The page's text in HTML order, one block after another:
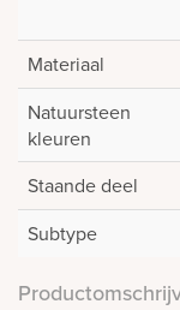
Materiaal
Natuursteen
kleuren
Staande deel
Subtype